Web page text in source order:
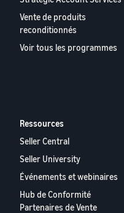
Vente de produits
reconditionnés
Voir tous les programmes
Ressources
Seller Central
Seller University
Événements et webinaires
Hub de Conformité
Partenaires de Vente